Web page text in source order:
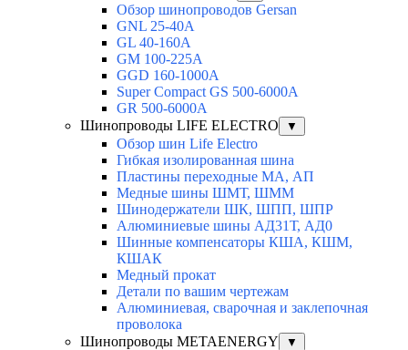
Обзор шинопроводов Gersan
GNL 25-40A
GL 40-160A
GM 100-225A
GGD 160-1000A
Super Compact GS 500-6000A
GR 500-6000A
Шинопроводы LIFE ELECTRO
▼
Обзор шин Life Electro
Гибкая изолированная шина
Пластины переходные МА, АП
Медные шины ШМТ, ШММ
Шинодержатели ШК, ШПП, ШПР
Алюминиевые шины АД31Т, АД0
Шинные компенсаторы КША, КШМ,
КШАК
Медный прокат
Детали по вашим чертежам
Алюминиевая, cварочная и заклепочная
проволока
Шинопроводы METAENERGY
▼